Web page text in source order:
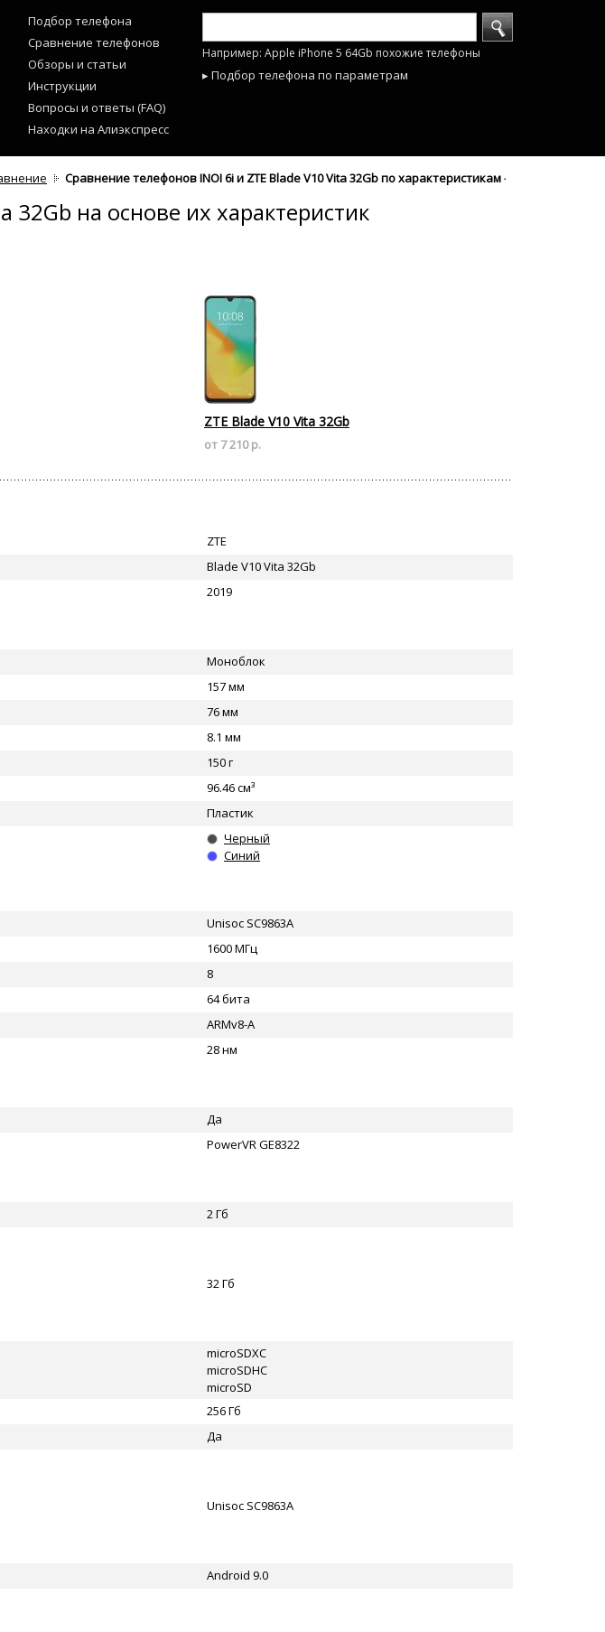
Подбор телефона
Сравнение телефонов
Обзоры и статьи
Инструкции
Вопросы и ответы (FAQ)
Находки на Алиэкспресс
Например: Apple iPhone 5 64Gb похожие телефоны
▸ Подбор телефона по параметрам
Сравнение телефонов INOI 6i и ZTE Blade V10 Vita 32Gb по характеристикам - mobyhobby.ru
32Gb на основе их характеристик
ZTE Blade V10 Vita 32Gb
от 7 210 р.
ZTE
Blade V10 Vita 32Gb
2019
Моноблок
157 мм
76 мм
8.1 мм
150 г
96.46 см³
Пластик
Черный
Синий
Unisoc SC9863A
1600 МГц
8
64 бита
ARMv8-A
28 нм
Да
PowerVR GE8322
2 Гб
32 Гб
microSDXC
microSDHC
microSD
256 Гб
Да
Unisoc SC9863A
Android 9.0